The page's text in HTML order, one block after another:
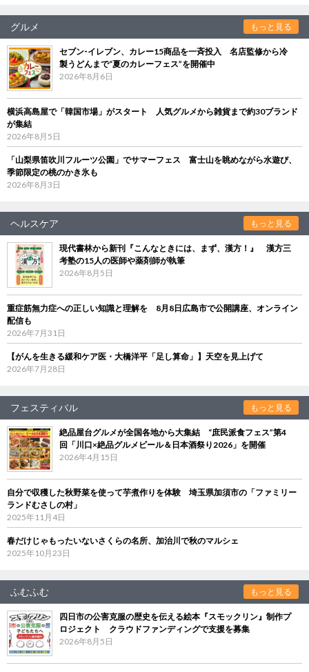
グルメ もっと見る
セブン‐イレブン、カレー15商品を一斉投入 名店監修から冷
製うどんまで“夏のカレーフェス”を開催中
2026年8月6日
横浜高島屋で「韓国市場」がスタート 人気グルメから雑貨まで約30ブランド
が集結
2026年8月5日
「山梨県笛吹川フルーツ公園」でサマーフェス 富士山を眺めながら水遊び、
季節限定の桃のかき氷も
2026年8月3日
ヘルスケア もっと見る
現代書林から新刊『こんなときには、まず、漢方！』 漢方三
考塾の15人の医師や薬剤師が執筆
2026年8月5日
重症筋無力症への正しい知識と理解を 8月8日広島市で公開講座、オンライン
配信も
2026年7月31日
【がんを生きる緩和ケア医・大橋洋平「足し算命」】天空を見上げて
2026年7月28日
フェスティバル もっと見る
絶品屋台グルメが全国各地から大集結 “庶民派食フェス”第4
回「川口×絶品グルメビール＆日本酒祭り2026」を開催
2026年4月15日
自分で収穫した秋野菜を使って芋煮作りを体験 埼玉県加須市の「ファミリー
ランドむさしの村」
2025年11月4日
春だけじゃもったいないさくらの名所、加治川で秋のマルシェ
2025年10月23日
ふむふむ もっと見る
四日市の公害克服の歴史を伝える絵本『スモックリン』制作プ
ロジェクト クラウドファンディングで支援を募集
2026年8月5日